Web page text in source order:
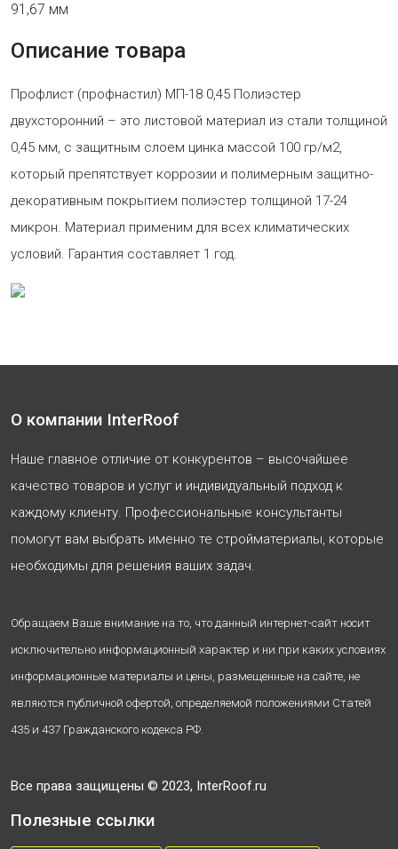
91,67 мм
Описание товара
Профлист (профнастил) МП-18 0,45 Полиэстер
двухсторонний – это листовой материал из стали толщиной
0,45 мм, с защитным слоем цинка массой 100 гр/м2,
который препятствует коррозии и полимерным защитно-
декоративным покрытием полиэстер толщиной 17-24
микрон. Материал применим для всех климатических
условий. Гарантия составляет 1 год.
О компании InterRoof
Наше главное отличие от конкурентов – высочайшее
качество товаров и услуг и индивидуальный подход к
каждому клиенту. Профессиональные консультанты
помогут вам выбрать именно те стройматериалы, которые
необходимы для решения ваших задач.
Обращаем Ваше внимание на то, что данный интернет-сайт носит
исключительно информационный характер и ни при каких условиях
информационные материалы и цены, размещенные на сайте, не
являются публичной офертой, определяемой положениями Статей
435 и 437 Гражданского кодекса РФ.
Все права защищены © 2023, InterRoof.ru
Полезные ссылки